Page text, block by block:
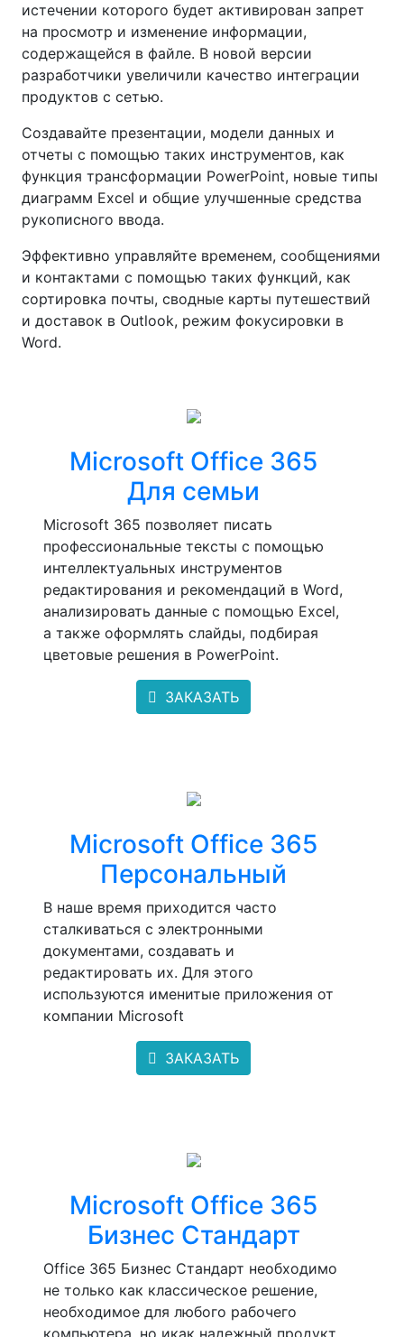
истечении которого будет активирован запрет
на просмотр и изменение информации,
содержащейся в файле. В новой версии
разработчики увеличили качество интеграции
продуктов с сетью.
Создавайте презентации, модели данных и
отчеты с помощью таких инструментов, как
функция трансформации PowerPoint, новые типы
диаграмм Excel и общие улучшенные средства
рукописного ввода.
Эффективно управляйте временем, сообщениями
и контактами с помощью таких функций, как
сортировка почты, сводные карты путешествий
и доставок в Outlook, режим фокусировки в
Word.
Microsoft Office 365
Для семьи
Microsoft 365 позволяет писать
профессиональные тексты с помощью
интеллектуальных инструментов
редактирования и рекомендаций в Word,
анализировать данные с помощью Excel,
а также оформлять слайды, подбирая
цветовые решения в PowerPoint.
ЗАКАЗАТЬ
Microsoft Office 365
Персональный
В наше время приходится часто
сталкиваться с электронными
документами, создавать и
редактировать их. Для этого
используются именитые приложения от
компании Microsoft
ЗАКАЗАТЬ
Microsoft Office 365
Бизнес Стандарт
Office 365 Бизнес Стандарт необходимо
не только как классическое решение,
необходимое для любого рабочего
компьютера, но икак надежный продукт